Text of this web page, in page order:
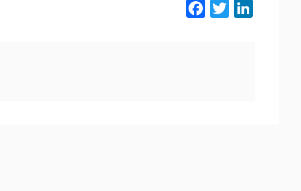
Facebook Twitter